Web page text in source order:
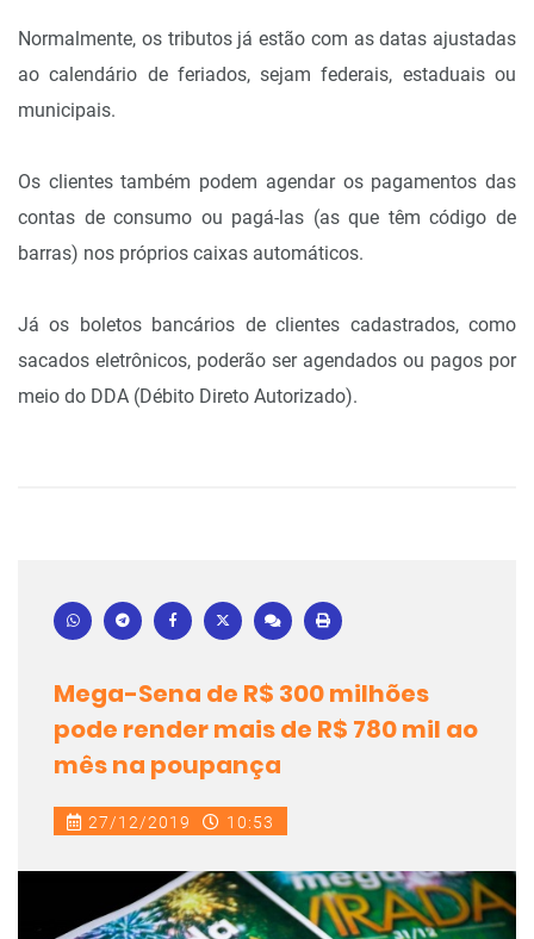
Normalmente, os tributos já estão com as datas ajustadas
ao calendário de feriados, sejam federais, estaduais ou
municipais.
Os clientes também podem agendar os pagamentos das
contas de consumo ou pagá-las (as que têm código de
barras) nos próprios caixas automáticos.
Já os boletos bancários de clientes cadastrados, como
sacados eletrônicos, poderão ser agendados ou pagos por
meio do DDA (Débito Direto Autorizado).
Mega-Sena de R$ 300 milhões
pode render mais de R$ 780 mil ao
mês na poupança
27/12/2019 10:53